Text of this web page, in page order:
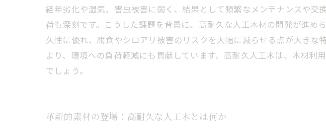
経年劣化や湿気、害虫被害に弱く、結果として頻繁なメンテナンスや
荷も深刻です。こうした課題を背景に、高耐久な人工木材の開発が進
久性に優れ、腐食やシロアリ被害のリスクを大幅に減らせる点が大き
より、環境への負荷軽減にも貢献しています。高耐久人工木は、木材
でしょう。
革新的素材の登場：高耐久な人工木とは何か